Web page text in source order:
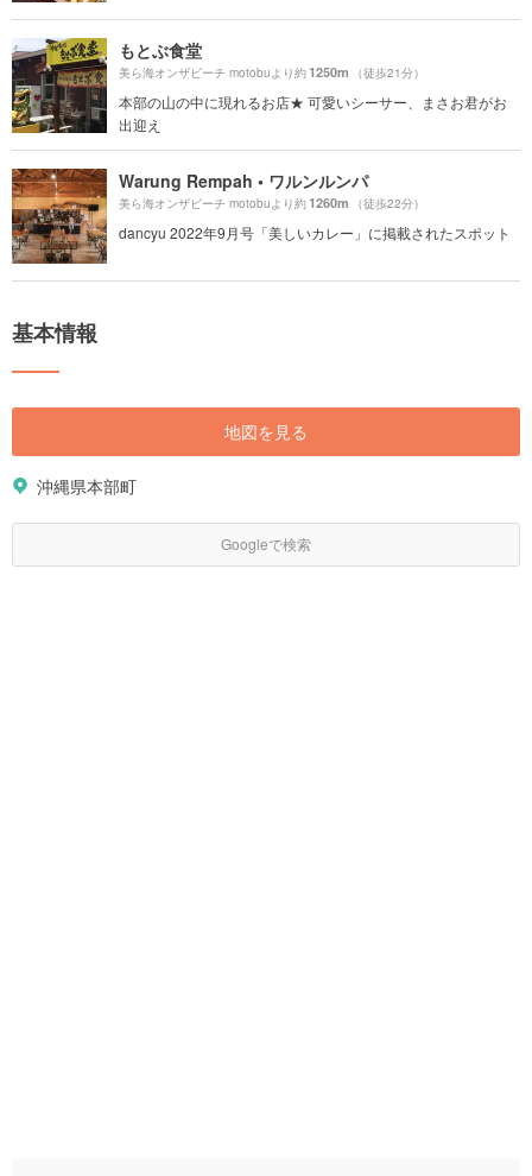
もとぶ食堂
美ら海オンザビーチ motobuより約1250m （徒歩21分）
本部の山の中に現れるお店★ 可愛いシーサー、まさお君がお
出迎え
Warung Rempah • ワルンルンパ
美ら海オンザビーチ motobuより約1260m （徒歩22分）
dancyu 2022年9月号「美しいカレー」に掲載されたスポット
基本情報
地図を見る
沖縄県本部町
Googleで検索